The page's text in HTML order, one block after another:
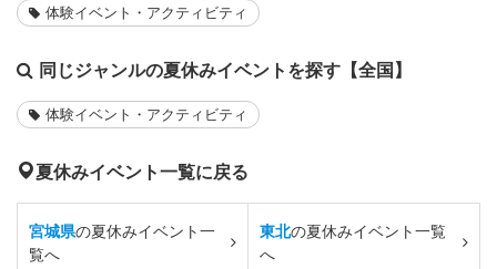
体験イベント・アクティビティ
同じジャンルの夏休みイベントを探す【全国】
体験イベント・アクティビティ
夏休みイベント一覧に戻る
宮城県の夏休みイベント一
覧へ
東北の夏休みイベント一覧
へ